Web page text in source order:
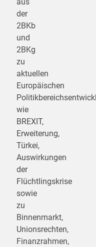
der
2BKb
und
2BKg
zu
aktuellen
Europäischen
wie
BREXIT,
Erweiterung,
Türkei,
Auswirkungen
der
Flüchtlingskrise
sowie
zu
Binnenmarkt,
Unionsrechten,
Finanzrahmen,